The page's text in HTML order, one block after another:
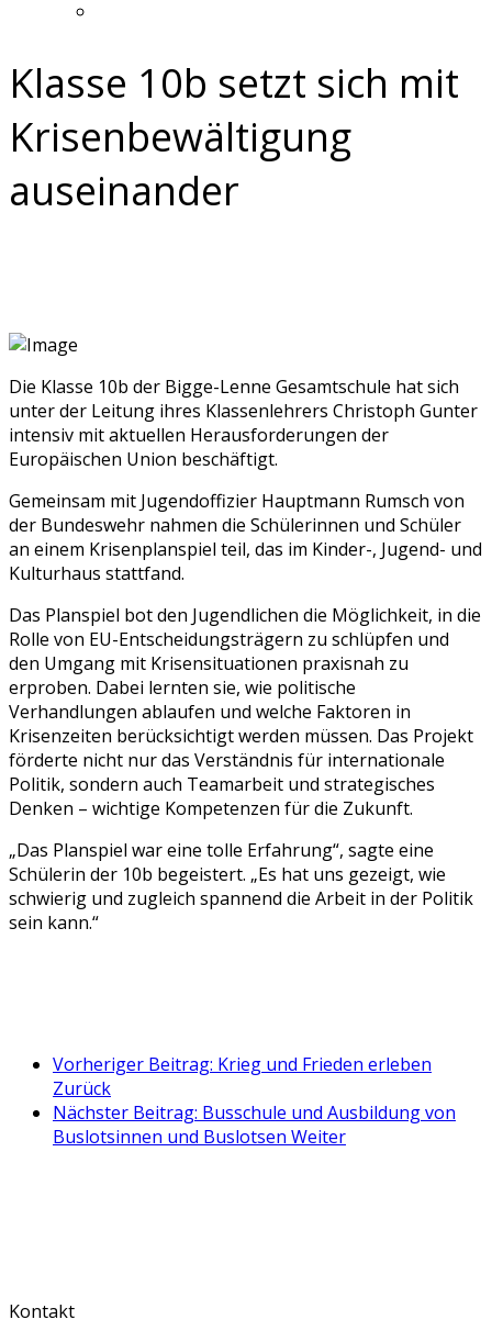
Klasse 10b setzt sich mit
Krisenbewältigung
auseinander
Die Klasse 10b der Bigge-Lenne Gesamtschule hat sich
unter der Leitung ihres Klassenlehrers Christoph Gunter
intensiv mit aktuellen Herausforderungen der
Europäischen Union beschäftigt.
Gemeinsam mit Jugendoffizier Hauptmann Rumsch von
der Bundeswehr nahmen die Schülerinnen und Schüler
an einem Krisenplanspiel teil, das im Kinder-, Jugend- und
Kulturhaus stattfand.
Das Planspiel bot den Jugendlichen die Möglichkeit, in die
Rolle von EU-Entscheidungsträgern zu schlüpfen und
den Umgang mit Krisensituationen praxisnah zu
erproben. Dabei lernten sie, wie politische
Verhandlungen ablaufen und welche Faktoren in
Krisenzeiten berücksichtigt werden müssen. Das Projekt
förderte nicht nur das Verständnis für internationale
Politik, sondern auch Teamarbeit und strategisches
Denken – wichtige Kompetenzen für die Zukunft.
„Das Planspiel war eine tolle Erfahrung“, sagte eine
Schülerin der 10b begeistert. „Es hat uns gezeigt, wie
schwierig und zugleich spannend die Arbeit in der Politik
sein kann.“
Vorheriger Beitrag: Krieg und Frieden erleben
Zurück
Nächster Beitrag: Busschule und Ausbildung von
Buslotsinnen und Buslotsen Weiter
Kontakt